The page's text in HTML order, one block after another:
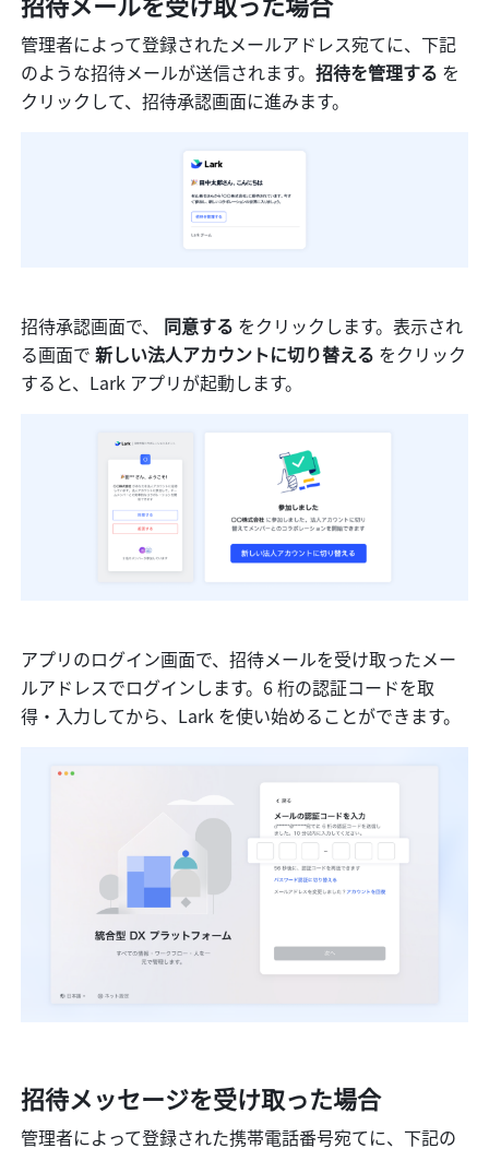
管理者によって登録されたメールアドレス宛てに、下記
のような招待メールが送信されます。招待を管理する を
クリックして、招待承認画面に進みます。
招待承認画面で、 同意する をクリックします。表示され
る画面で 新しい法人アカウントに切り替える をクリック
すると、Lark アプリが起動します。
アプリのログイン画面で、招待メールを受け取ったメー
ルアドレスでログインします。6 桁の認証コードを取
得・入力してから、Lark を使い始めることができます。
招待メッセージを受け取った場合
管理者によって登録された携帯電話番号宛てに、下記の